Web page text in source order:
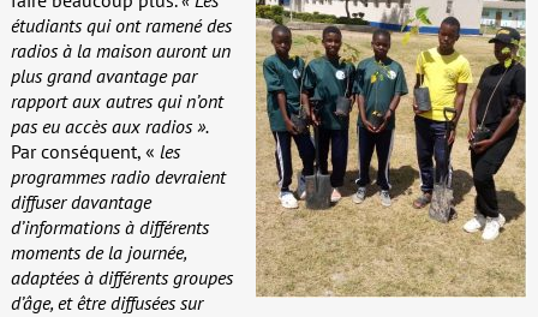
étudiants qui ont ramené des
radios à la maison auront un
plus grand avantage par
rapport aux autres qui n’ont
pas eu accès aux radios ».
Par conséquent, « les
programmes radio devraient
diffuser davantage
d’informations à différents
moments de la journée,
adaptées à différents groupes
d’âge, et être diffusées sur